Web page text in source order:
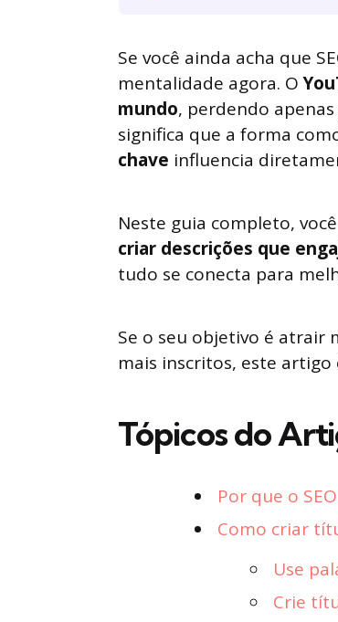
Se você ainda acha que
mentalidade agora. O
mundo, perdendo
significa que a forma
chave influencia
Neste guia completo,
criar descrições que
tudo se conecta para
Se o seu objetivo é atrair
mais inscritos, este artigo
Tópicos do
Por que o
Como criar
Use
Crie